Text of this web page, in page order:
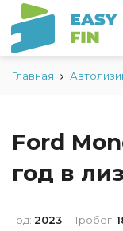
Главная
Ford
год в
Год: 2023 Пробег: